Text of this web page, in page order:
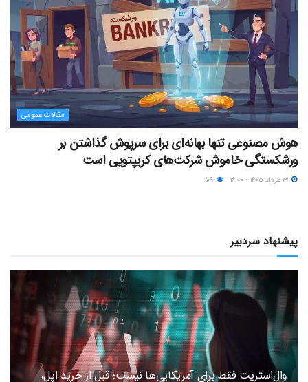
مقالات عمومی
هوش مصنوعی تنها بهانه‌ای برای سرپوش گذاشتن بر
ورشکستگی خاموش شرکت‌های کریپتویی است
پیشنهاد سردبیر
وال‌استریت فقط برای آمریکایی‌ها نیست؛ قبل از خرید اپل،